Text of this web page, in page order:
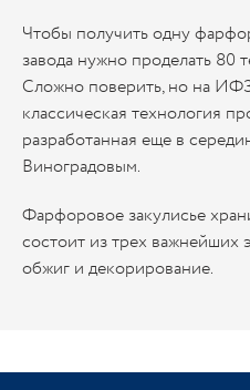
Чтобы получить одну
завода нужно проделать 80
Сложно поверить, но на
классическая технология
разработанная еще в
Виноградовым.
Фарфоровое закулисье
состоит из трех важнейших
обжиг и декорирование.